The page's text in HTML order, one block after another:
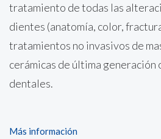
tratamiento de todas las
dientes (anatomía, color,
tratamientos no invasivos de
cerámicas de última generación
dentales.
Más información